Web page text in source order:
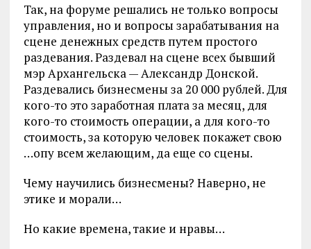
Так, на форуме решались не только вопросы
управления, но и вопросы зарабатывания на
сцене денежных средств путем простого
раздевания. Раздевал на сцене всех бывший
мэр Архангельска — Александр Донской.
Раздевались бизнесмены за 20 000 рублей. Для
кого-то это заработная плата за месяц, для
кого-то стоимость операции, а для кого-то
стоимость, за которую человек покажет свою
…опу всем желающим, да еще со сцены.
Чему научились бизнесмены? Наверно, не
этике и морали…
Но какие времена, такие и нравы…